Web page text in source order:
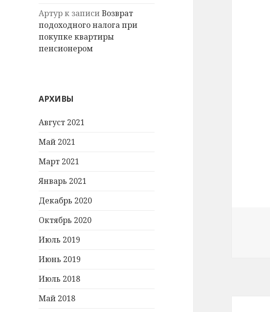
Артурк записиВозврат
подоходного налога при
покупке квартиры
пенсионером
АРХИВЫ
Август 2021
Май 2021
Март 2021
Январь 2021
Декабрь 2020
Октябрь 2020
Июль 2019
Июнь 2019
Июль 2018
Май 2018